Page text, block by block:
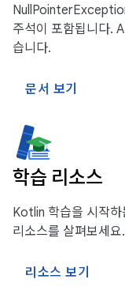
주석이 포함됩니다.
습니다.
문서 보기
학습 리소스
Kotlin 학습을 시작
리소스를 살펴보세요.
리소스 보기